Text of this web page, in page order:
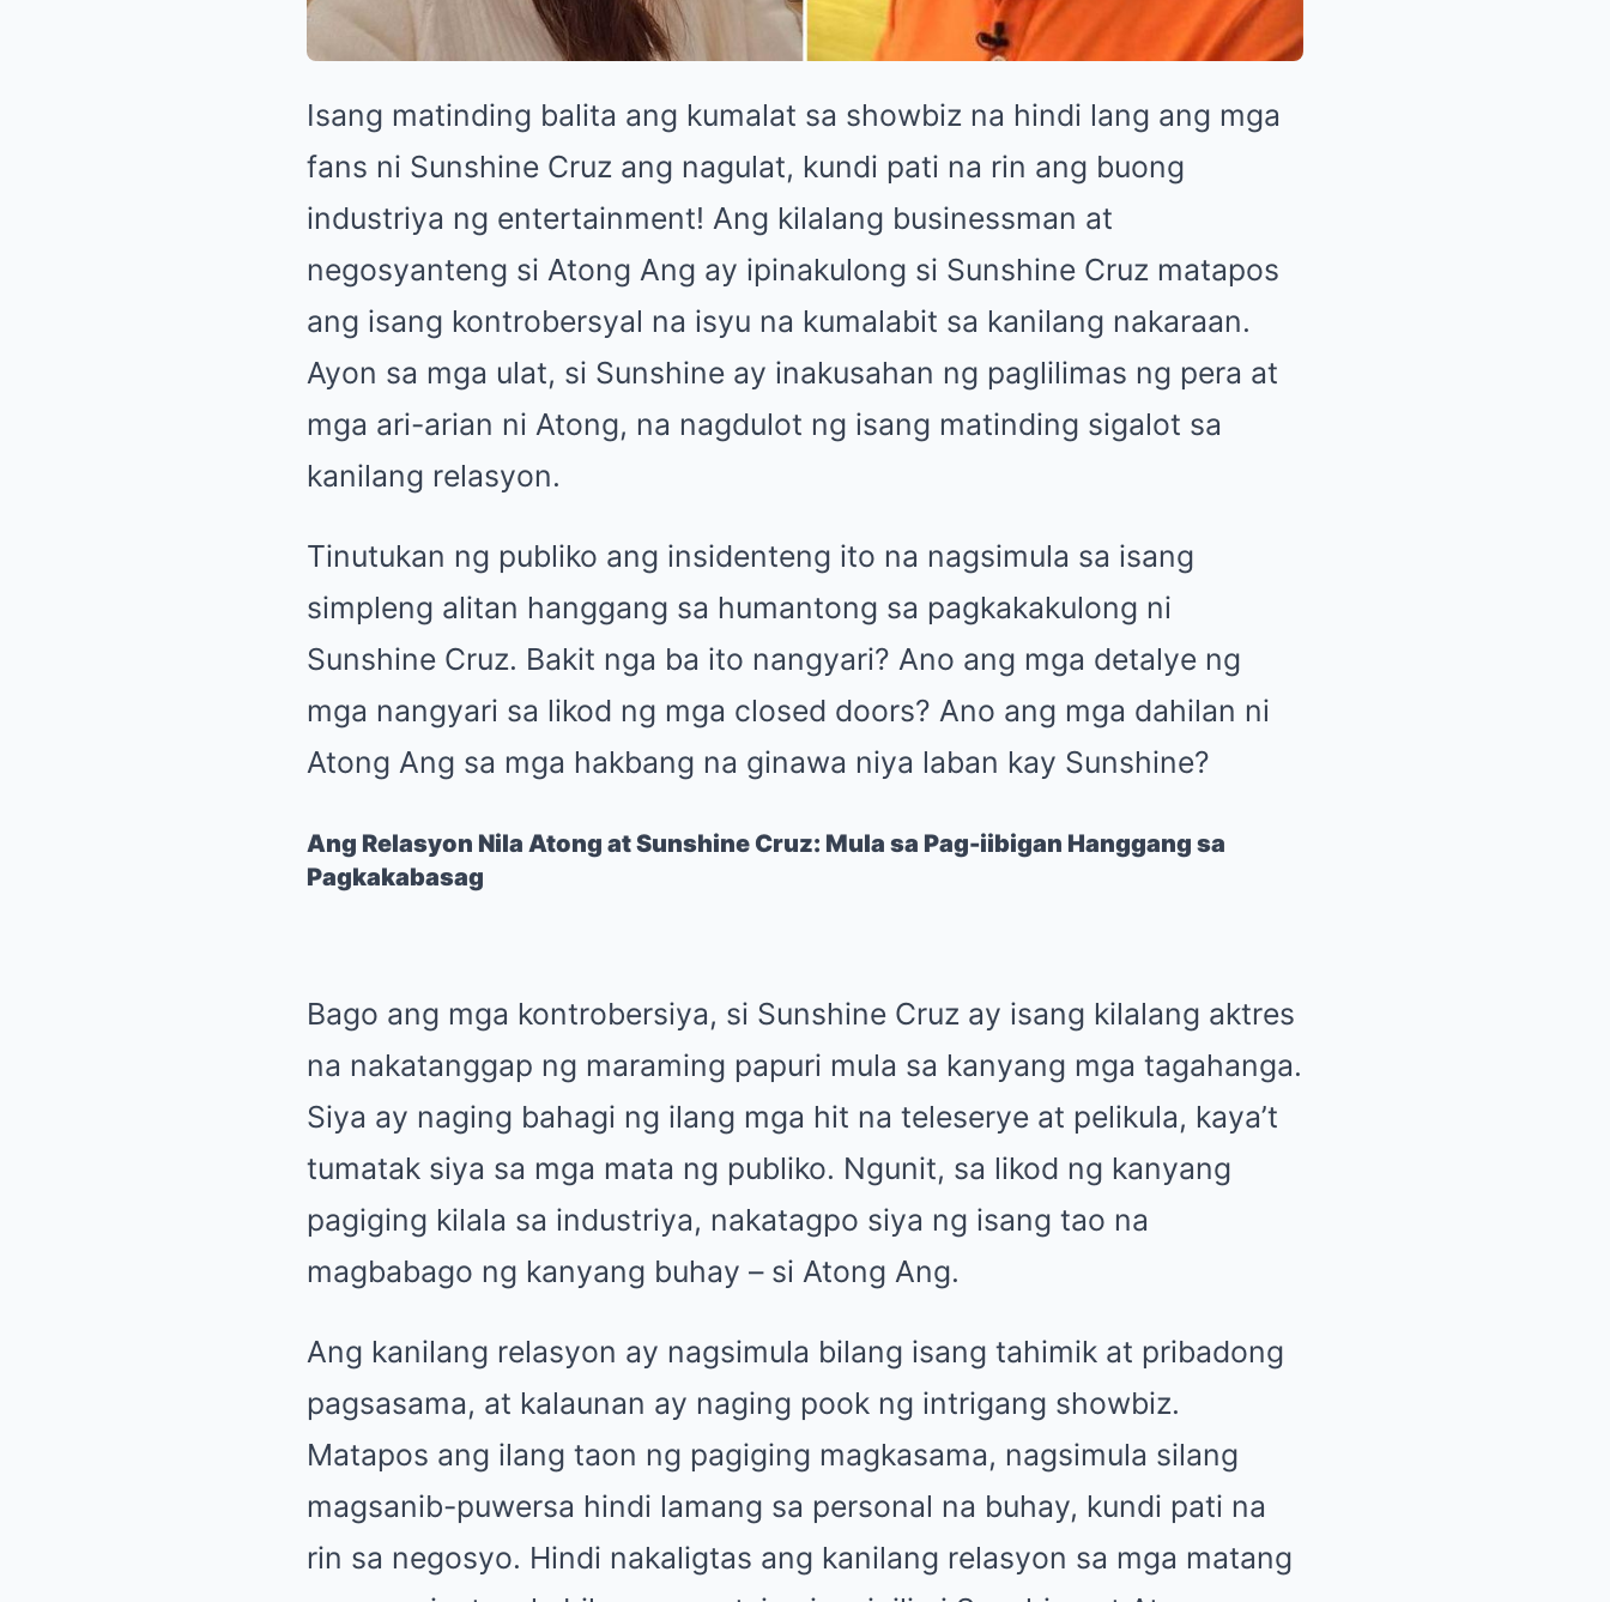
Isang matinding balita ang kumalat sa showbiz na hindi lang ang mga
fans ni Sunshine Cruz ang nagulat, kundi pati na rin ang buong
industriya ng entertainment! Ang kilalang businessman at
negosyanteng si Atong Ang ay ipinakulong si Sunshine Cruz matapos
ang isang kontrobersyal na isyu na kumalabit sa kanilang nakaraan.
Ayon sa mga ulat, si Sunshine ay inakusahan ng paglilimas ng pera at
mga ari-arian ni Atong, na nagdulot ng isang matinding sigalot sa
kanilang relasyon.
Tinutukan ng publiko ang insidenteng ito na nagsimula sa isang
simpleng alitan hanggang sa humantong sa pagkakakulong ni
Sunshine Cruz. Bakit nga ba ito nangyari? Ano ang mga detalye ng
mga nangyari sa likod ng mga closed doors? Ano ang mga dahilan ni
Atong Ang sa mga hakbang na ginawa niya laban kay Sunshine?
Ang Relasyon Nila Atong at Sunshine Cruz: Mula sa Pag-iibigan Hanggang sa
Pagkakabasag
Bago ang mga kontrobersiya, si Sunshine Cruz ay isang kilalang aktres
na nakatanggap ng maraming papuri mula sa kanyang mga tagahanga.
Siya ay naging bahagi ng ilang mga hit na teleserye at pelikula, kaya’t
tumatak siya sa mga mata ng publiko. Ngunit, sa likod ng kanyang
pagiging kilala sa industriya, nakatagpo siya ng isang tao na
magbabago ng kanyang buhay – si Atong Ang.
Ang kanilang relasyon ay nagsimula bilang isang tahimik at pribadong
pagsasama, at kalaunan ay naging pook ng intrigang showbiz.
Matapos ang ilang taon ng pagiging magkasama, nagsimula silang
magsanib-puwersa hindi lamang sa personal na buhay, kundi pati na
rin sa negosyo. Hindi nakaligtas ang kanilang relasyon sa mga matang